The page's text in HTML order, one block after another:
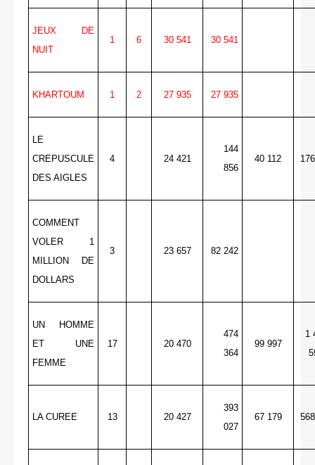
JEUX DE
NUIT
1 6 30 541 30 541
KHARTOUM 1 2 27 935 27 935
LE
CREPUSCULE
DES AIGLES
4 24 421
144
856
40 112
COMMENT
VOLER 1
MILLION DE
DOLLARS
3 23 657 82 242
UN HOMME
ET UNE
FEMME
17 20 470
474
364
99 997
1
LA CUREE 13 20 427
393
027
67 179